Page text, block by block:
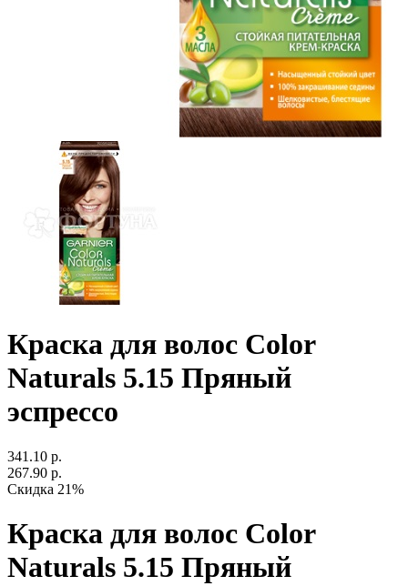
Краска для волос Color
Naturals 5.15 Пряный
эспрессо
341.10 р.
267.90 р.
Скидка 21%
Краска для волос Color
Naturals 5.15 Пряный